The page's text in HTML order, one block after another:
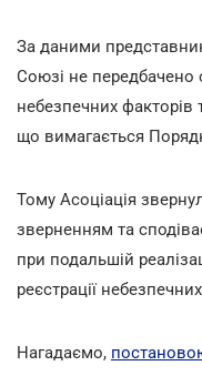
За даними
Союзі не передбачено
небезпечних факторів
що вимагається
Тому Асоціація
зверненням та
при подальшій
реєстрації
Нагадаємо,